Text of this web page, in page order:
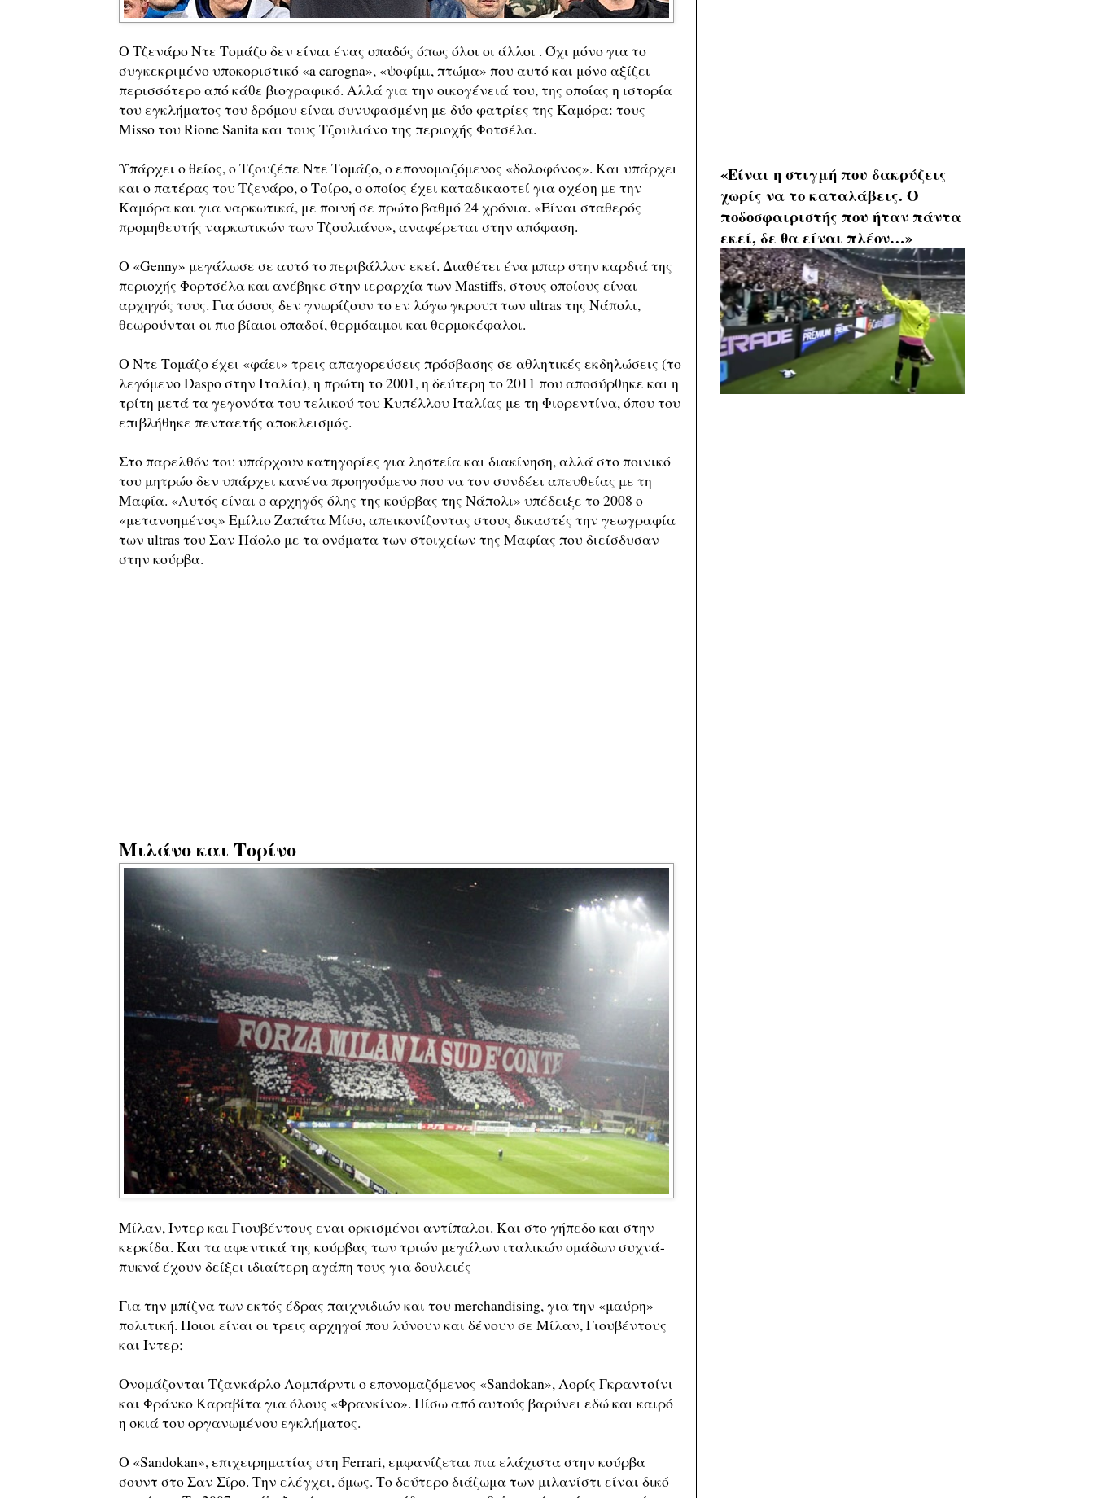
Ο Τζενάρο Ντε Τομάζο δεν είναι ένας οπαδός όπως όλοι οι άλλοι . Όχι μόνο για το
συγκεκριμένο υποκοριστικό «a carogna», «ψοφίμι, πτώμα» που αυτό και μόνο αξίζει
περισσότερο από κάθε βιογραφικό. Αλλά για την οικογένειά του, της οποίας η ιστορία
του εγκλήματος του δρόμου είναι συνυφασμένη με δύο φατρίες της Καμόρα: τους
Misso του Rione Sanita και τους Τζουλιάνο της περιοχής Φοτσέλα.
Υπάρχει ο θείος, ο Τζουζέπε Ντε Τομάζο, ο επονομαζόμενος «δολοφόνος». Και υπάρχει
και ο πατέρας του Τζενάρο, ο Τσίρο, ο οποίος έχει καταδικαστεί για σχέση με την
Καμόρα και για ναρκωτικά, με ποινή σε πρώτο βαθμό 24 χρόνια. «Είναι σταθερός
προμηθευτής ναρκωτικών των Τζουλιάνο», αναφέρεται στην απόφαση.
Ο «Genny» μεγάλωσε σε αυτό το περιβάλλον εκεί. Διαθέτει ένα μπαρ στην καρδιά της
περιοχής Φορτσέλα και ανέβηκε στην ιεραρχία των Mastiffs, στους οποίους είναι
αρχηγός τους. Για όσους δεν γνωρίζουν το εν λόγω γκρουπ των ultras της Νάπολι,
θεωρούνται οι πιο βίαιοι οπαδοί, θερμόαιμοι και θερμοκέφαλοι.
Ο Ντε Τομάζο έχει «φάει» τρεις απαγορεύσεις πρόσβασης σε αθλητικές εκδηλώσεις (το
λεγόμενο Daspo στην Ιταλία), η πρώτη το 2001, η δεύτερη το 2011 που αποσύρθηκε και η
τρίτη μετά τα γεγονότα του τελικού του Κυπέλλου Ιταλίας με τη Φιορεντίνα, όπου του
επιβλήθηκε πενταετής αποκλεισμός.
Στο παρελθόν του υπάρχουν κατηγορίες για ληστεία και διακίνηση, αλλά στο ποινικό
του μητρώο δεν υπάρχει κανένα προηγούμενο που να τον συνδέει απευθείας με τη
Μαφία. «Αυτός είναι ο αρχηγός όλης της κούρβας της Νάπολι» υπέδειξε το 2008 ο
«μετανοημένος» Εμίλιο Ζαπάτα Μίσο, απεικονίζοντας στους δικαστές την γεωγραφία
των ultras του Σαν Πάολο με τα ονόματα των στοιχείων της Μαφίας που διείσδυσαν
στην κούρβα.
Μιλάνο και Τορίνο
Μίλαν, Ιντερ και Γιουβέντους εναι ορκισμένοι αντίπαλοι. Και στο γήπεδο και στην
κερκίδα. Και τα αφεντικά της κούρβας των τριών μεγάλων ιταλικών ομάδων συχνά-
πυκνά έχουν δείξει ιδιαίτερη αγάπη τους για δουλειές
Για την μπίζνα των εκτός έδρας παιχνιδιών και του merchandising, για την «μαύρη»
πολιτική. Ποιοι είναι οι τρεις αρχηγοί που λύνουν και δένουν σε Μίλαν, Γιουβέντους
και Ιντερ;
Ονομάζονται Τζανκάρλο Λομπάρντι ο επονομαζόμενος «Sandokan», Λορίς Γκραντσίνι
και Φράνκο Καραβίτα για όλους «Φρανκίνο». Πίσω από αυτούς βαρύνει εδώ και καιρό
η σκιά του οργανωμένου εγκλήματος.
Ο «Sandokan», επιχειρηματίας στη Ferrari, εμφανίζεται πια ελάχιστα στην κούρβα
σουντ στο Σαν Σίρο. Την ελέγχει, όμως. Το δεύτερο διάζωμα των μιλανίστι είναι δικό
«Είναι η στιγμή που δακρύζεις
χωρίς να το καταλάβεις. Ο
ποδοσφαιριστής που ήταν πάντα
εκεί, δε θα είναι πλέον…»